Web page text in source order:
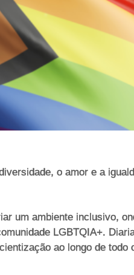
o amor e a
um ambiente inclusivo,
LGBTQIA+.
ao longo de todo